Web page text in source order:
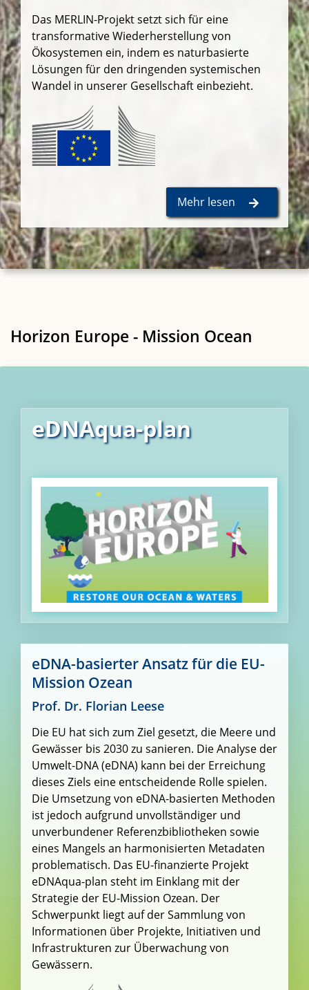
Das MERLIN-Projekt setzt sich für eine
transformative Wiederherstellung von
Ökosystemen ein, indem es naturbasierte
Lösungen für den dringenden systemischen
Wandel in unserer Gesellschaft einbezieht.
Mehr lesen
Horizon Europe - Mission Ocean
eDNAqua-plan
eDNA-basierter Ansatz für die EU-
Mission Ozean
Prof. Dr. Florian Leese
Die EU hat sich zum Ziel gesetzt, die Meere und
Gewässer bis 2030 zu sanieren. Die Analyse der
Umwelt-DNA (eDNA) kann bei der Erreichung
dieses Ziels eine entscheidende Rolle spielen.
Die Umsetzung von eDNA-basierten Methoden
ist jedoch aufgrund unvollständiger und
unverbundener Referenzbibliotheken sowie
eines Mangels an harmonisierten Metadaten
problematisch. Das EU-finanzierte Projekt
eDNAqua-plan steht im Einklang mit der
Strategie der EU-Mission Ozean. Der
Schwerpunkt liegt auf der Sammlung von
Informationen über Projekte, Initiativen und
Infrastrukturen zur Überwachung von
Gewässern.